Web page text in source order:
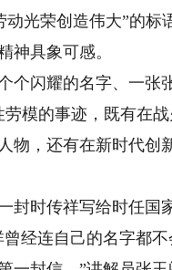
动光荣创造伟大”的
神具象可感。
闪耀的名字、一张
劳模的事迹，既有在
物，还有在新时代
时传祥写给时任国
经连自己的名字都